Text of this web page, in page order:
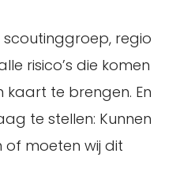
scoutinggroep, regio
risico’s die komen
kaart te brengen. En
te stellen: Kunnen
of moeten wij dit